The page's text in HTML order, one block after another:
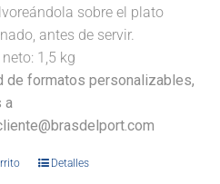
sobre el plato
antes de servir.
neto: 1,5 kg
de formatos personalizables,
a
Detalles